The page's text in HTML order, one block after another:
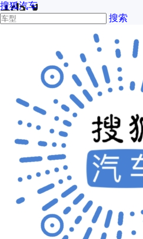
搜狐汽车
搜索